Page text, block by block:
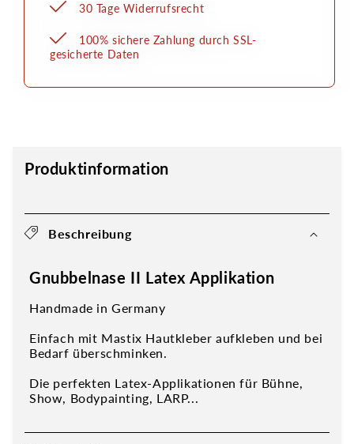
30 Tage Widerrufsrecht
100% sichere Zahlung durch SSL-
gesicherte Daten
Produktinformation
Beschreibung
Gnubbelnase II Latex Applikation
Handmade in Germany
Einfach mit Mastix Hautkleber aufkleben und bei
Bedarf überschminken.
Die perfekten Latex-Applikationen für Bühne,
Show, Bodypainting, LARP...